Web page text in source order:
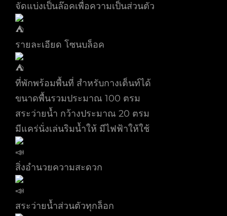
จัดแบ่งเป็นล๊อคเพื่อความเป็นส่วนตัว
รายละเอียด โซนบล็อค
ที่พักพร้อมพื้นที่ สำหรับกางเต็นท์ได้
ขนาดพื้นรวมประมาณ 100 ตรม
สระว่ายน้ำ กว้างประมาณ 20 ตรม
มีแคร่นั่งเล่นริมน้ำให้ มีไฟฟ้าให้ใช้
สิ่งอำนวยความสะดวก
สระว่ายน้ำส่วนตัวทุกล็อก